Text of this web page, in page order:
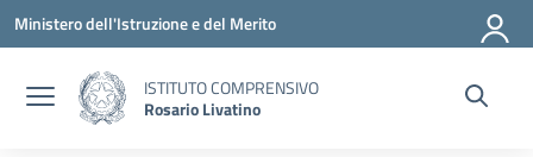
Vai ai contenuti
Vai al menu di navigazione
Vai al footer
Ministero dell'Istruzione e del Merito
ISTITUTO COMPRENSIVO
Rosario Livatino